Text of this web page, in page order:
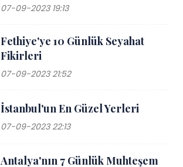
07-09-2023 19:13
Fethiye'ye 10 Günlük Seyahat
Fikirleri
07-09-2023 21:52
İstanbul'un En Güzel Yerleri
07-09-2023 22:13
Antalya'nın 7 Günlük Muhteşem